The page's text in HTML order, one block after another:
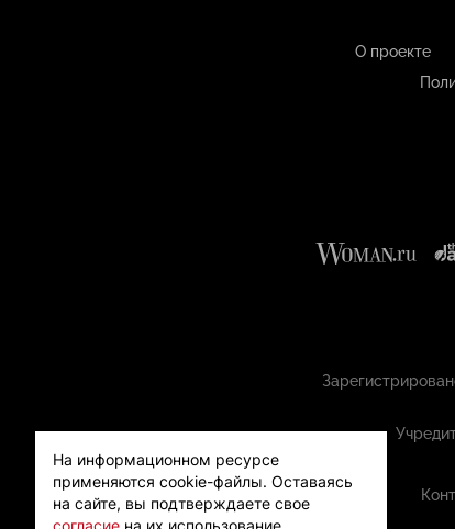
О проекте
На информационном ресурсе
применяются cookie-файлы. Оставаясь
на сайте, вы подтверждаете свое
согласие на их использование.